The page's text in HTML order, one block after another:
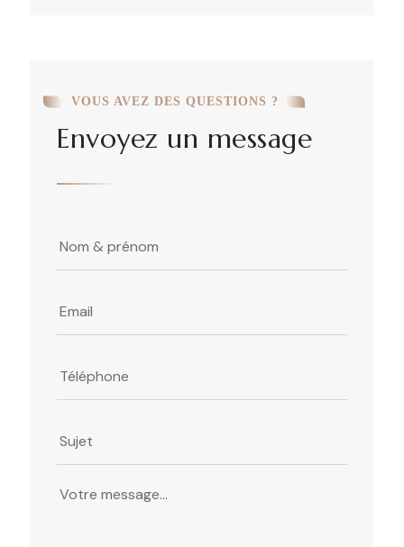
VOUS AVEZ DES QUESTIONS ?
Envoyez un message